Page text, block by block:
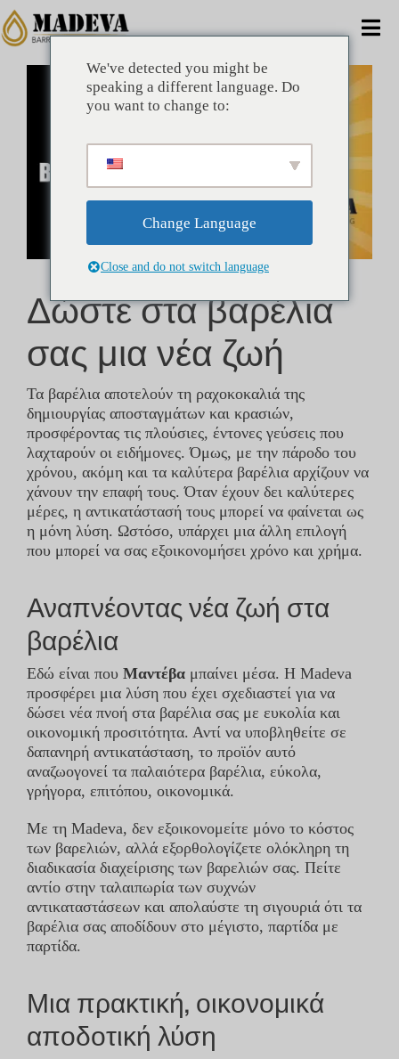
Μετάβαση
στο
περιεχόμενο
ΕΜΠΟΡΙΚΌΣ
ΕΤΑΙΡΊΑ
ΤΕΧΝΙΚΌΣ
ΝΈΑ
ΕΠΙΚΟΙΝΩΝΊΑ
STOAK
μεγαλύτερης
Δώστε στα βαρέλια
σας μια νέα ζωή
Τα βαρέλια αποτελούν τη ραχοκοκαλιά της
δημιουργίας αποσταγμάτων και κρασιών,
προσφέροντας τις πλούσιες, έντονες γεύσεις που
λαχταρούν οι ειδήμονες. Όμως, με την πάροδο του
χρόνου, ακόμη και τα καλύτερα βαρέλια αρχίζουν να
χάνουν την επαφή τους. Όταν έχουν δει καλύτερες
μέρες, η αντικατάστασή τους μπορεί να φαίνεται ως
η μόνη λύση. Ωστόσο, υπάρχει μια άλλη επιλογή
που μπορεί να σας εξοικονομήσει χρόνο και χρήμα.
Αναπνέοντας νέα ζωή στα
βαρέλια
Εδώ είναι που Μαντέβαμπαίνει μέσα. Η Madeva
προσφέρει μια λύση που έχει σχεδιαστεί για να
δώσει νέα πνοή στα βαρέλια σας με ευκολία και
οικονομική προσιτότητα. Αντί να υποβληθείτε σε
δαπανηρή αντικατάσταση, το προϊόν αυτό
αναζωογονεί τα παλαιότερα βαρέλια, εύκολα,
γρήγορα, επιτόπου, οικονομικά.
Με τη Madeva, δεν εξοικονομείτε μόνο το κόστος
των βαρελιών, αλλά εξορθολογίζετε ολόκληρη τη
διαδικασία διαχείρισης των βαρελιών σας. Πείτε
αντίο στην ταλαιπωρία των συχνών
αντικαταστάσεων και απολαύστε τη σιγουριά ότι τα
βαρέλια σας αποδίδουν στο μέγιστο, παρτίδα με
παρτίδα.
Μια πρακτική, οικονομικά
αποδοτική λύση
We've detected you might be
speaking a different language. Do
you want to change to:
Change Language
Close and do not switch language